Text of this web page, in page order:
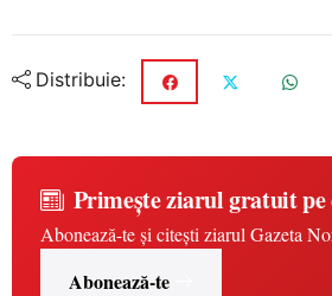
Distribuie:
Primește ziarul gratuit pe
Abonează-te și citești ziarul Gazeta
Abonează-te